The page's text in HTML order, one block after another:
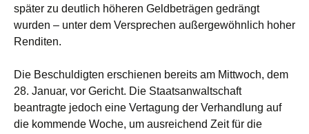
später zu deutlich höheren Geldbeträgen gedrängt
wurden – unter dem Versprechen außergewöhnlich hoher
Renditen.
Die Beschuldigten erschienen bereits am Mittwoch, dem
28. Januar, vor Gericht. Die Staatsanwaltschaft
beantragte jedoch eine Vertagung der Verhandlung auf
die kommende Woche, um ausreichend Zeit für die